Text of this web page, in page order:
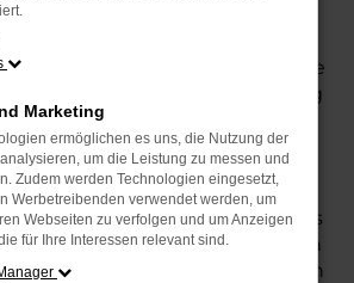
in der Nähe von Nordenham
breiten Auswahl an
und bietet Ihnen umfassende
Sie das für Sie passende Fahrzeug
zusätzlichen Services wie
und der Inzahlungnahme Ihres
Besuchen Sie uns und lassen
Experten beraten – wir freuen
Marketing
ermöglichen es uns, die Nutzung der
um die Leistung zu messen und
Zudem werden Technologien eingesetzt,
Werbetreibenden verwendet werden, um
Webseiten zu verfolgen und um Anzeigen
für Ihre Interessen relevant sind.